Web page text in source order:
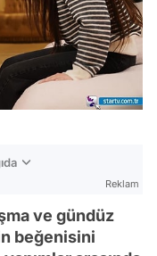
Reklam
ve gündüz
beğenisini